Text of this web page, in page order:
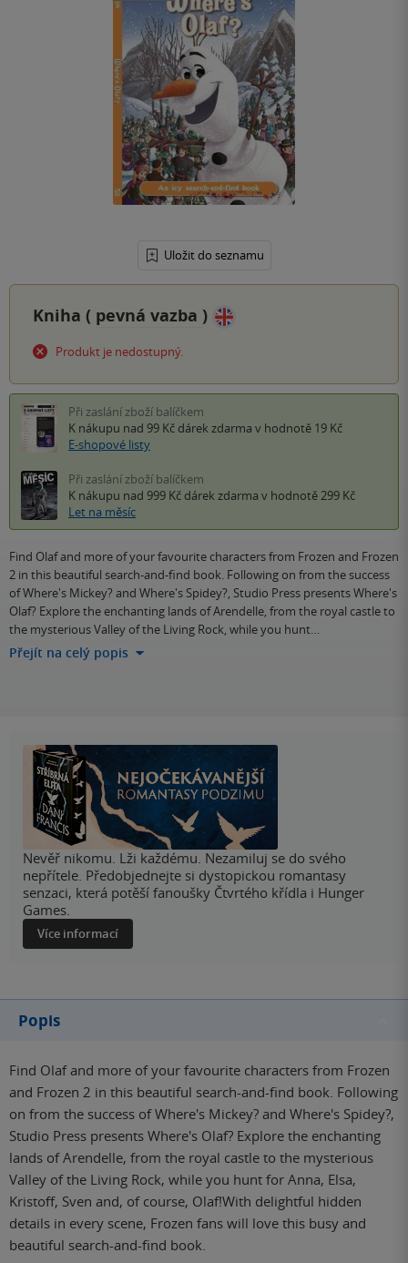
Uložit do seznamu
Kniha ( pevná vazba )
Produkt je nedostupný.
Při zaslání zboží balíčkem
K nákupu nad 99 Kč dárek zdarma v hodnotě 19 Kč
E-shopové listy
Při zaslání zboží balíčkem
K nákupu nad 999 Kč dárek zdarma v hodnotě 299 Kč
Let na měsíc
Find Olaf and more of your favourite characters from Frozen and Frozen
2 in this beautiful search-and-find book. Following on from the success
of Where's Mickey? and Where's Spidey?, Studio Press presents Where's
Olaf? Explore the enchanting lands of Arendelle, from the royal castle to
the mysterious Valley of the Living Rock, while you hunt…
Přejít na celý popis
Nevěř nikomu. Lži každému. Nezamiluj se do svého
nepřítele. Předobjednejte si dystopickou romantasy
senzaci, která potěší fanoušky Čtvrtého křídla i Hunger
Games.
Více informací
Popis
Find Olaf and more of your favourite characters from Frozen
and Frozen 2 in this beautiful search-and-find book. Following
on from the success of Where's Mickey? and Where's Spidey?,
Studio Press presents Where's Olaf? Explore the enchanting
lands of Arendelle, from the royal castle to the mysterious
Valley of the Living Rock, while you hunt for Anna, Elsa,
Kristoff, Sven and, of course, Olaf!With delightful hidden
details in every scene, Frozen fans will love this busy and
beautiful search-and-find book.